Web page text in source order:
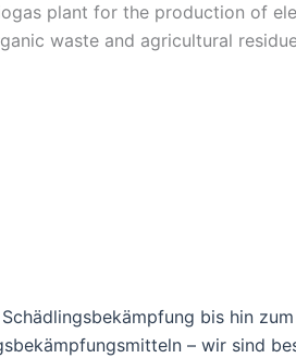
bis hin
– wir sind